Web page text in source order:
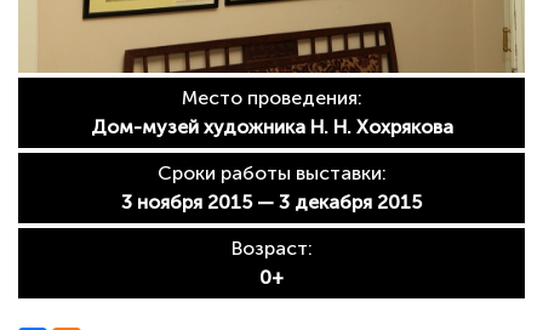
Место проведения:
Дом-музей художника Н. Н. Хохрякова
Сроки работы выставки:
3 ноября 2015 — 3 декабря 2015
Возраст:
0+